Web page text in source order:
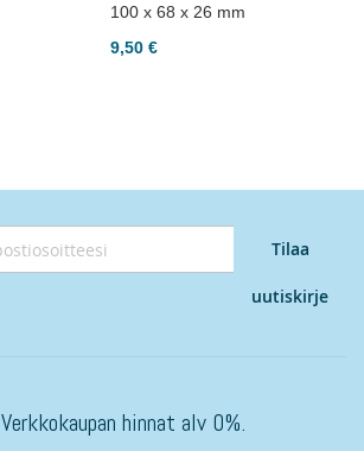
100 x 68 x 26 mm
9,50 €
Tilaa
uutiskirje
Verkkokaupan hinnat alv 0%.